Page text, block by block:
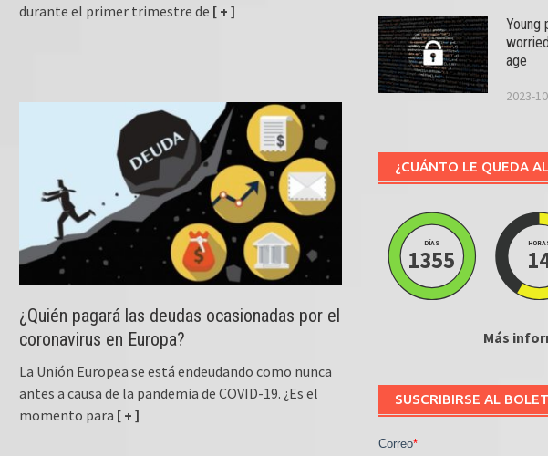
durante el primer trimestre de [ + ]
¿Quién pagará las deudas ocasionadas por el
coronavirus en Europa?
La Unión Europea se está endeudando como nunca
antes a causa de la pandemia de COVID-19. ¿Es el
momento para [ + ]
Young
age
2023-
¿CUÁNTO LE QUEDA
DÍAS
1355
Más
SUSCRIBIRSE AL